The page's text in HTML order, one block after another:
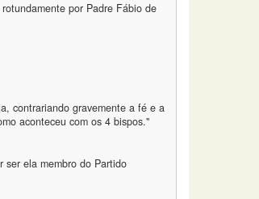
por Padre Fábio de
contrariando gravemente a fé e a
aconteceu com os 4 bispos."
ser ela membro do Partido